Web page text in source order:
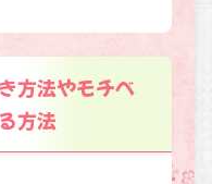
方法やモチベ
方法